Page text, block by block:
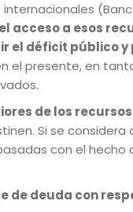
el acceso a esos
el déficit público
presente, en
de los
Si se
con el
de deuda con